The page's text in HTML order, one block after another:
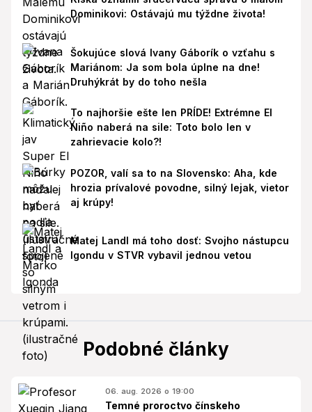
Dominikovi: Ostávajú mu týždne života!
Šokujúce slová Ivany Gáborík o vzťahu s
Mariánom: Ja som bola úplne na dne!
Druhýkrát by do toho nešla
To najhoršie ešte len PRÍDE! Extrémne El
Niño naberá na sile: Toto bolo len v
zahrievacie kolo?!
POZOR, valí sa to na Slovensko: Aha, kde
hrozia prívalové povodne, silný lejak, vietor
aj krúpy!
Matej Landl má toho dosť: Svojho nástupcu
Igondu v STVR vybavil jednou vetou
Podobné články
06. aug. 2026 o 19:00
Temné proroctvo čínskeho